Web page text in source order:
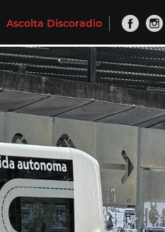
Ascolta Discoradio